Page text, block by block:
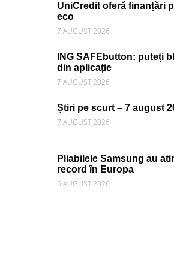
UniCredit oferă finanțări
eco
7 AUGUST 2026
ING SAFEbutton: puteți
din aplicație
7 AUGUST 2026
Știri pe scurt – 7 august
7 AUGUST 2026
Pliabilele Samsung au
record în Europa
6 AUGUST 2026